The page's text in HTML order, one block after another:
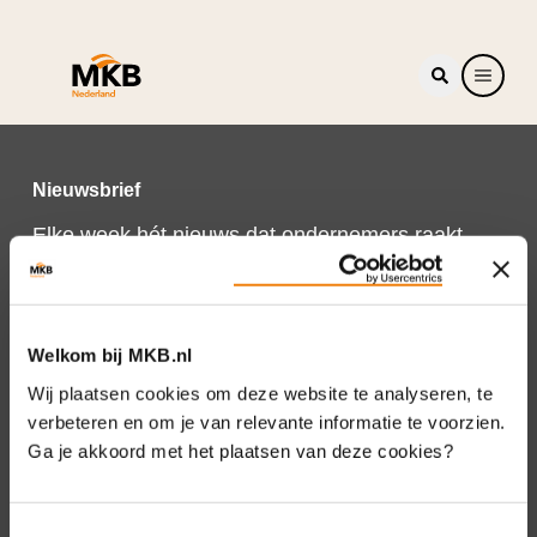
Welkom bij MKB.nl
Wij plaatsen cookies om deze website te analyseren, te
verbeteren en om je van relevante informatie te voorzien.
Ga je akkoord met het plaatsen van deze cookies?
Nieuwsbrief
Elke week hét nieuws dat ondernemers raakt.
Schrijf je nu in voor de MKB-Nederland
nieuwsbrief.
Schrijf je in
Direct naar
Over ons